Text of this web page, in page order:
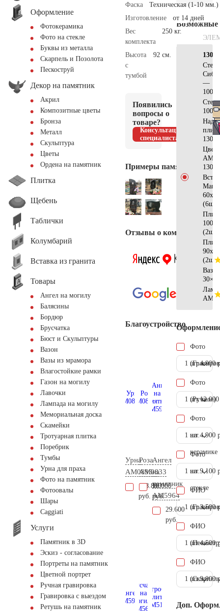
Оформление
Фотокерамика
Фото на стекле
Буквы из металла
Скарпель и Позолота
Пескоструй
Декор на памятник
Акрил
Композитные цветы
Бронза
Металл
Скульптура
Цветы
Ордена на памятник
Плитка
Щебень
Таблички
Колумбарий
Вставка из гранита
Товары
Ангел на могилу
Балясины
Бордюр
Брусчатка
Бюст и Скульптуры
Вазон
Вазы из мрамора
Влагостойкие рамки
Газон на могилу
Лавочки
Лампада на могилу
Мемориальная доска
Скамейки
Тротуарная плитка
Поребрик
Тумбы
Урна для праха
Фото на памятник
Фотоовалы
Шары
Сaggiati
Услуги
Памятник в 3D
Эскиз - согласование
Портреты на памятник
Цветной портрет
Ручная гравировка
Гравировка с выездом
Ретушь на памятник
Фаска
Техническая (1-10 мм.)
Изготовление
от 14 дней
Вес
комплекта
250 кг.
Высота
с
тумбой
92 см.
Появились
вопросы о
товаре?
Консультация
специалиста
Примеры памятников
Отзывы о компании
Благоустройство
Урна
AM0893
128.800
руб.
Роза
AM0833
10.000
руб.
Ангел
на
памятник
AM5964
29.600
руб.
Возможные
Стела
—
(6шт)
(2шт)
(2шт)
30×15
Фото
1 шт.4.900
Фото
(Ручное)
1 шт.
Фото
на
керамике
1 шт. 4.900
Фото
на
стекле
1 шт. 9.100
ФИО
1 шт.3.500
ФИО
1 шт.4.500
ФИО
1 шт.9.000
Доп.